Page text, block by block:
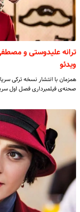
ترانه علیدوستی و
ویدئو
همزمان با انتشار نسخه ترکی
صحنه‌ی فیلمبرداری فصل اول